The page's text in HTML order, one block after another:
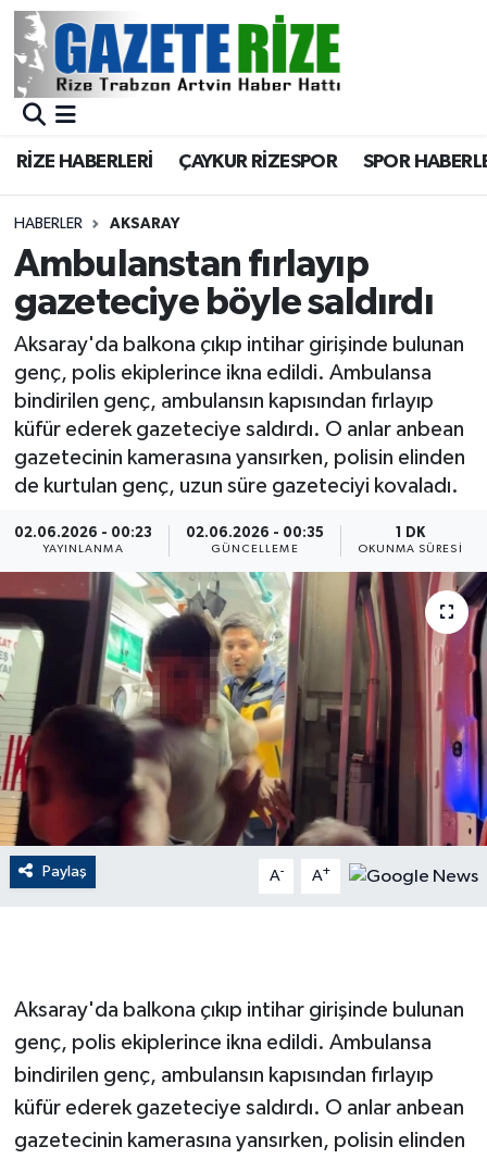
RİZE HABERLERİ ÇAYKUR RİZESPOR SPOR
HABERLER AKSARAY
Ambulanstan fırlayıp
gazeteciye böyle saldırdı
Aksaray'da balkona çıkıp intihar girişinde bulunan
genç, polis ekiplerince ikna edildi. Ambulansa
bindirilen genç, ambulansın kapısından fırlayıp
küfür ederek gazeteciye saldırdı. O anlar anbean
gazetecinin kamerasına yansırken, polisin elinden
de kurtulan genç, uzun süre gazeteciyi kovaladı.
02.06.2026 - 00:23
YAYINLANMA
02.06.2026 - 00:35
GÜNCELLEME
1 DK
OKUNMA SÜRESI
Paylaş A- A+
Aksaray'da balkona çıkıp intihar girişinde bulunan
genç, polis ekiplerince ikna edildi. Ambulansa
bindirilen genç, ambulansın kapısından fırlayıp
küfür ederek gazeteciye saldırdı. O anlar anbean
gazetecinin kamerasına yansırken, polisin elinden
BÖLGEMİZ
Asayiş
Rize Jandarma Komutanlığı
Bilim Teknoloji
Bölge
Advertising news
Canlı Maç
ÇEVRE
Dış Haberler
Dünya
EĞİTİM
English News
Finans
GENEL
GÜNDEM
Güvenlik
Merkez Nöbetçi Eczaneler
Merkez Trafik Yoğunluk Haritası
Süper Lig Puan Durumu ve Fikstür
Tüm Manşetler
Son Dakika Haberleri
Haber Arşivi